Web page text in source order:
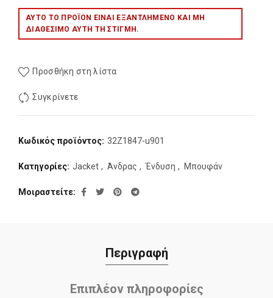
ΑΥΤΌ ΤΟ ΠΡΟΪΌΝ ΕΊΝΑΙ ΕΞΑΝΤΛΗΜΈΝΟ ΚΑΙ ΜΉ
ΔΙΑΘΈΣΙΜΟ ΑΥΤΉ ΤΗ ΣΤΙΓΜΉ.
Προσθήκη στη λίστα
Συγκρίνετε
Κωδικός προϊόντος: 32Z1847-u901
Κατηγορίες: Jacket , Άνδρας , Ένδυση , Μπουφάν
Μοιραστείτε
Περιγραφή
Επιπλέον πληροφορίες